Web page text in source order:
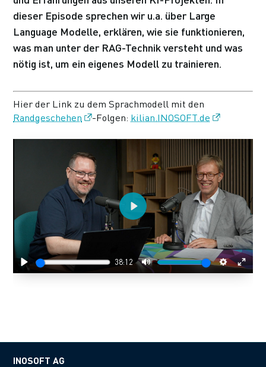
dieser Episode sprechen wir u.a. über Large
Language Modelle, erklären, wie sie funktionieren,
was man unter der RAG-Technik versteht und was
nötig ist, um ein eigenes Modell zu trainieren.
Hier der Link zu dem Sprachmodell mit den
Randgeschehen
-Folgen: kilian.INOSOFT.de
Play
38:12
Mute Settings
Enter
Play
INOSOFT AG